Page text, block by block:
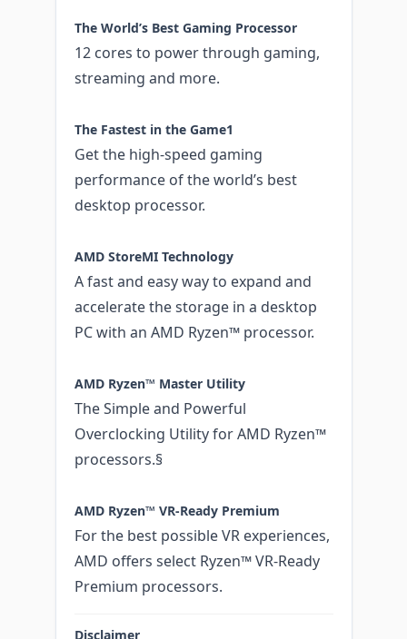
The World’s Best Gaming Processor
12 cores to power through gaming,
streaming and more.
The Fastest in the Game1
Get the high-speed gaming
performance of the world’s best
desktop processor.
AMD StoreMI Technology
A fast and easy way to expand and
accelerate the storage in a desktop
PC with an AMD Ryzen™ processor.
AMD Ryzen™ Master Utility
The Simple and Powerful
Overclocking Utility for AMD Ryzen™
processors.§
AMD Ryzen™ VR-Ready Premium
For the best possible VR experiences,
AMD offers select Ryzen™ VR-Ready
Premium processors.
Disclaimer